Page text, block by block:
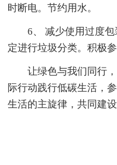
时断电。节约用水。
6、 减少使用过度
定进行垃圾分类。积极参
让绿色与我们同行
际行动践行低碳生活，
生活的主旋律，共同建